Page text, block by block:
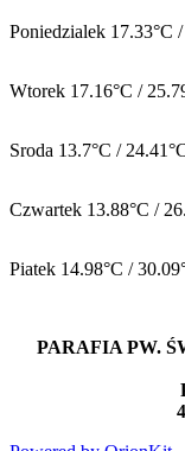
Poniedzialek 17.33°C
Wtorek 17.16°C /
Sroda 13.7°C /
Czwartek 13.88°C /
Piatek 14.98°C /
PARAFIA PW.